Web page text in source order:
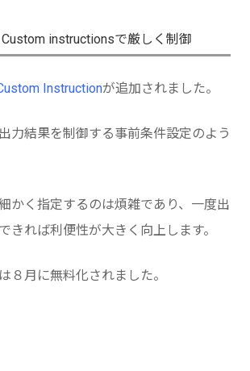
instructionsで厳しく制御
Instructionが追加されました。
力結果を制御する事前条件設定のよう
かく指定するのは煩雑であり、一度出
きれば利便性が大きく向上します。
８月に無料化されました。